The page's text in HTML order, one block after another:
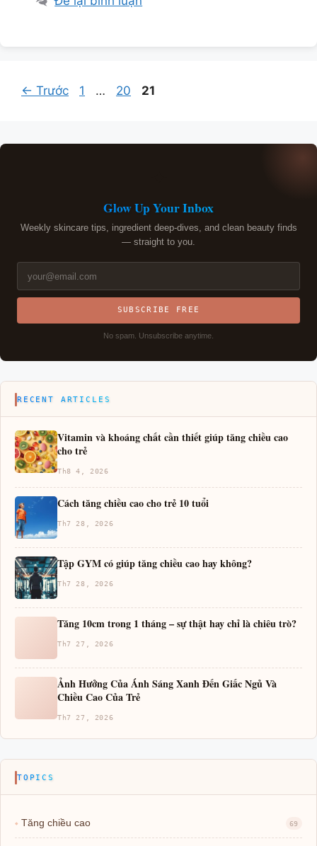
← Trước Trang
1 … Trang
20 Trang
21
Glow Up Your Inbox
Weekly skincare tips, ingredient deep-dives, and clean beauty finds
— straight to you.
SUBSCRIBE FREE
No spam. Unsubscribe anytime.
RECENT ARTICLES
Vitamin và khoáng chất cần thiết giúp tăng chiều cao
cho trẻ
Th8 4, 2026
Cách tăng chiều cao cho trẻ 10 tuổi
Th7 28, 2026
Tập GYM có giúp tăng chiều cao hay không?
Th7 28, 2026
Tăng 10cm trong 1 tháng – sự thật hay chỉ là chiêu trò?
Th7 27, 2026
Ảnh Hưởng Của Ánh Sáng Xanh Đến Giấc Ngủ Và
Chiều Cao Của Trẻ
Th7 27, 2026
TOPICS
Tăng chiều cao 69